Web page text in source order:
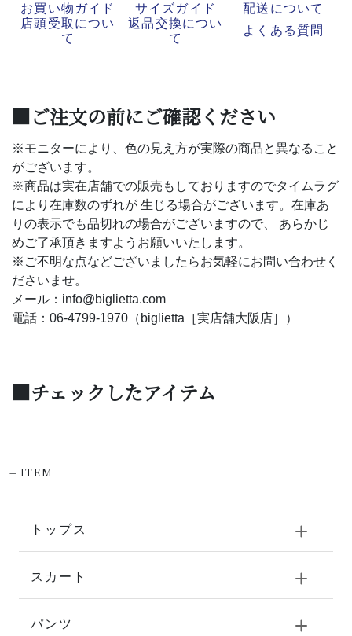
お買い物ガイド サイズガイド
配送について
店頭受取につい
て
返品交換につい
て
よくある質問
■ご注文の前にご確認ください
※モニターにより、色の見え方が実際の商品と異なること
がございます。
※商品は実在店舗での販売もしておりますのでタイムラグ
により在庫数のずれが 生じる場合がございます。在庫あ
りの表示でも品切れの場合がございますので、 あらかじ
めご了承頂きますようお願いいたします。
※ご不明な点などございましたらお気軽にお問い合わせく
ださいませ。
メール：info@biglietta.com
電話：06-4799-1970（biglietta［実店舗大阪店］）
■チェックしたアイテム
-ITEM
トップス
スカート
パンツ